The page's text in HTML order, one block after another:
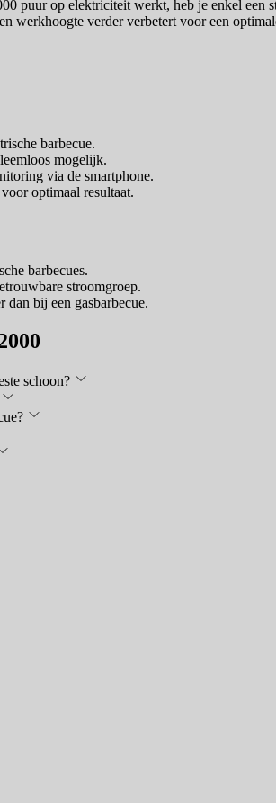
puur op elektriciteit werkt, heb je enkel
werkhoogte verder verbetert voor een
barbecue.
mogelijk.
via de smartphone.
optimaal resultaat.
barbecues.
stroomgroep.
bij een gasbarbecue.
schoon?